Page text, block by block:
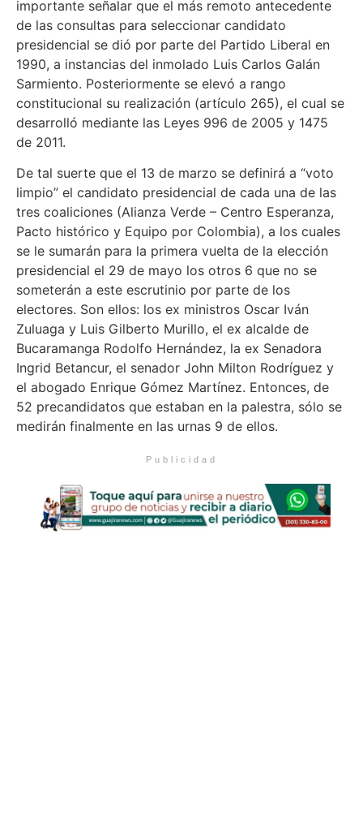
importante señalar que el más remoto antecedente
de las consultas para seleccionar candidato
presidencial se dió por parte del Partido Liberal en
1990, a instancias del inmolado Luis Carlos Galán
Sarmiento. Posteriormente se elevó a rango
constitucional su realización (artículo 265), el cual se
desarrolló mediante las Leyes 996 de 2005 y 1475
de 2011.
De tal suerte que el 13 de marzo se definirá a “voto
limpio” el candidato presidencial de cada una de las
tres coaliciones (Alianza Verde – Centro Esperanza,
Pacto histórico y Equipo por Colombia), a los cuales
se le sumarán para la primera vuelta de la elección
presidencial el 29 de mayo los otros 6 que no se
someterán a este escrutinio por parte de los
electores. Son ellos: los ex ministros Oscar Iván
Zuluaga y Luis Gilberto Murillo, el ex alcalde de
Bucaramanga Rodolfo Hernández, la ex Senadora
Ingrid Betancur, el senador John Milton Rodríguez y
el abogado Enrique Gómez Martínez. Entonces, de
52 precandidatos que estaban en la palestra, sólo se
medirán finalmente en las urnas 9 de ellos.
Publicidad